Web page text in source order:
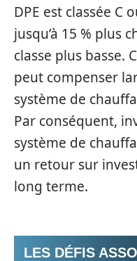
DPE est classée C
jusqu’à 15 % plus
classe plus basse.
peut compenser
système de
Par conséquent,
système de
un retour sur
long terme.
LES DÉFIS